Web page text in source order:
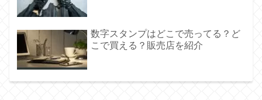
数字スタンプはどこで売ってる？ど
こで買える？販売店を紹介